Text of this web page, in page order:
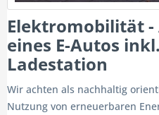
Elektromobilität
eines E-Autos
Ladestation
Wir achten als nachhaltig
Nutzung von erneuerbaren